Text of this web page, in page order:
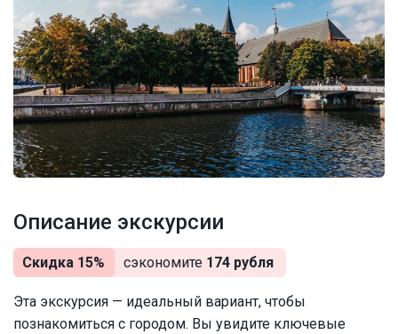
Описание экскурсии
Скидка 15% сэкономите 174 рубля
Эта экскурсия — идеальный вариант, чтобы
познакомиться с городом. Вы увидите ключевые